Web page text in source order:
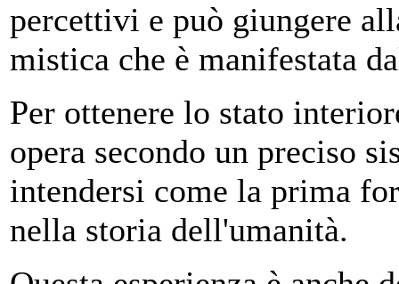
percettivi e può giungere
mistica che è manifestata
Per ottenere lo stato
opera secondo un preciso
intendersi come la prima
nella storia dell'umanità.